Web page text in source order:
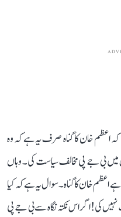
اعظم خان کا گناہ صرف یہ ہے کہ وہ
بی جے پی مخالف سیاست کی۔ وہاں
اعظم خان کا گناہ۔ سوال یہ ہے کہ کیا
کی! اگر اس نکتہ نگاہ سے بی جے پی